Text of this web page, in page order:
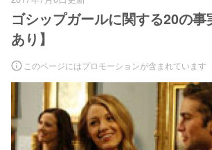
ゴシップガールに関する20の事
あり】
このページにはプロモーションが含まれています